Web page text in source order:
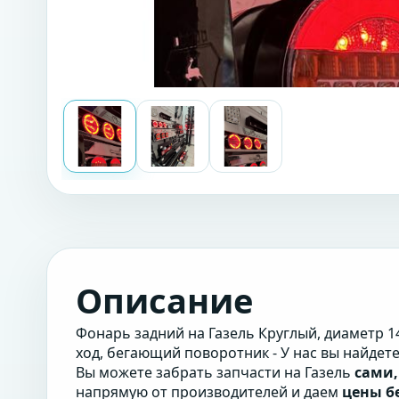
Описание
Фонарь задний на Газель Круглый, диаметр
ход, бегающий поворотник - У нас вы
Вы можете забрать запчасти на Газель сами,
напрямую от производителей и даем цены